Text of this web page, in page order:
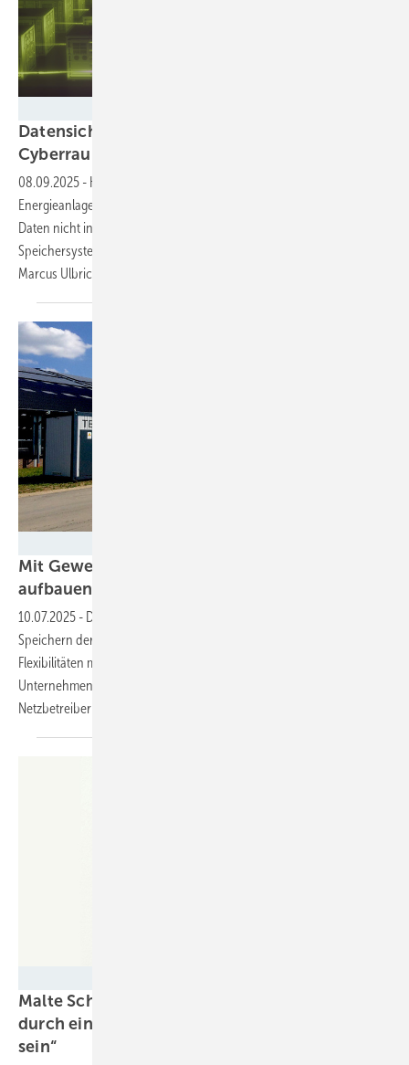
Datensicherheit: „Wir betrachten nicht nur den
Cyberraum“
08.09.2025 - Hackerangriffe sind für Unternehmen und Betreiber von
Energieanlagen schon fast Alltag. Umso wichtiger ist es, dass die
Daten nicht in die falschen Hände geraten. Wie das im Falle von
Speichersystemen umgesetzt wird, wissen Simon Schandert und
Marcus Ulbricht von
Mit Gewerbespeichern schneller Flexibilität
aufbauen
10.07.2025 - Da die Wartezeiten für den Anschluss von großen
Speichern derzeit oftmals lang sind, rät Tesvolt Energy dazu, mehr
Flexibilitäten mit Gewerbespeichern bereitzustellen. Das
Unternehmen hat dazu eine Lösung erarbeitet und ist mit den
Netzbetreibern im
Malte Schön von Tesvolt: „Der Speicher muss
durch einen Flexibilitätsvermarkter steuerbar
sein“